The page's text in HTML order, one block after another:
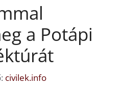
a Potápi
civilek.info